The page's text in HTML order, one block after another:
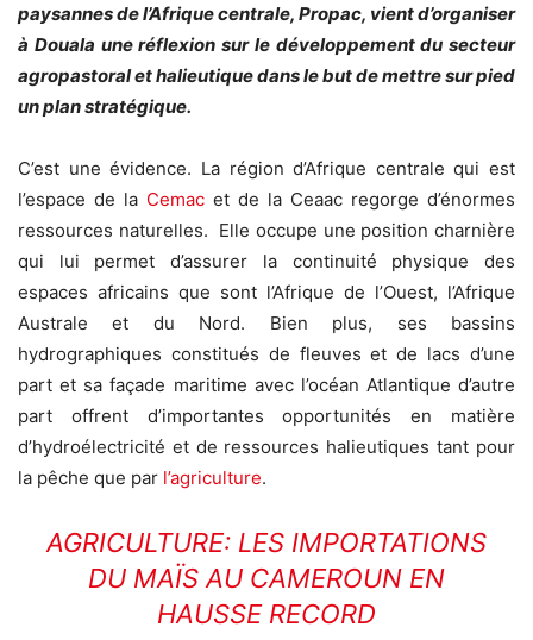
paysannes de l’Afrique centrale, Propac, vient d’organiser
à Douala une réflexion sur le développement du secteur
agropastoral et halieutique dans le but de mettre sur pied
un plan stratégique.
C’est une évidence. La région d’Afrique centrale qui est
l’espace de la Cemac et de la Ceaac regorge d’énormes
ressources naturelles. Elle occupe une position charnière
qui lui permet d’assurer la continuité physique des
espaces africains que sont l’Afrique de l’Ouest, l’Afrique
Australe et du Nord. Bien plus, ses bassins
hydrographiques constitués de fleuves et de lacs d’une
part et sa façade maritime avec l’océan Atlantique d’autre
part offrent d’importantes opportunités en matière
d’hydroélectricité et de ressources halieutiques tant pour
la pêche que par l’agriculture.
AGRICULTURE: LES IMPORTATIONS
DU MAÏS AU CAMEROUN EN
HAUSSE RECORD